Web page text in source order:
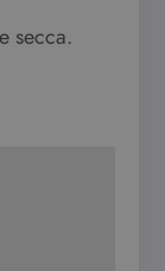
secca.